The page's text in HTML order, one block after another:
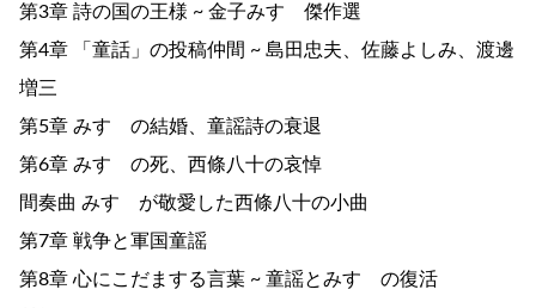
第3章 詩の国の王様 ~ 金子みすゞ傑作選
第4章 「童話」の投稿仲間 ~ 島田忠夫、佐藤よしみ、渡邊
増三
第5章 みすゞの結婚、童謡詩の衰退
第6章 みすゞの死、西條八十の哀悼
間奏曲 みすゞが敬愛した西條八十の小曲
第7章 戦争と軍国童謡
第8章 心にこだまする言葉 ~ 童謡とみすゞの復活